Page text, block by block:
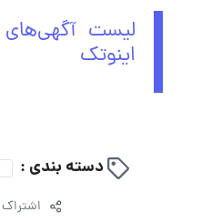
لیست
اینوتک
دسته بندی :